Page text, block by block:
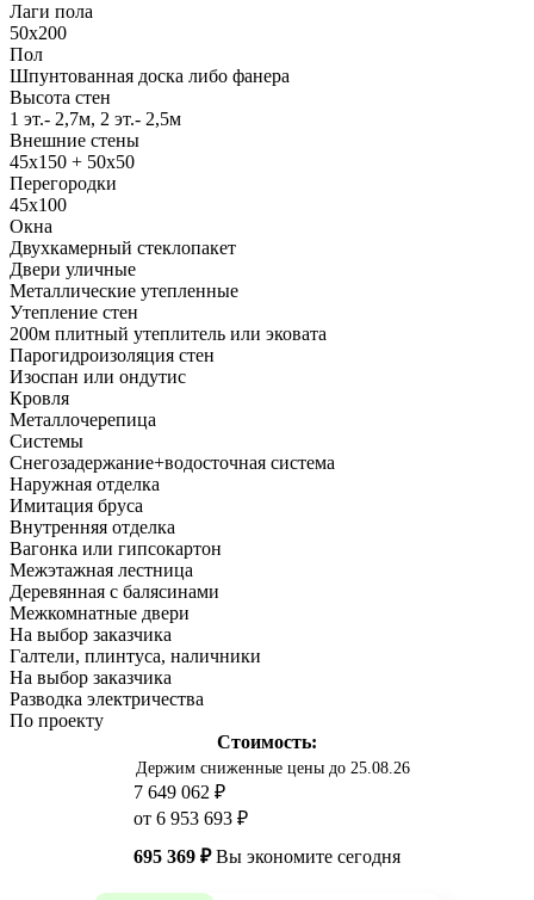
Лаги пола
50x200
Пол
Шпунтованная доска либо фанера
Высота стен
1 эт.- 2,7м, 2 эт.- 2,5м
Внешние стены
45х150 + 50х50
Перегородки
45х100
Окна
Двухкамерный стеклопакет
Двери уличные
Металлические утепленные
Утепление стен
200м плитный утеплитель или эковата
Парогидроизоляция стен
Изоспан или ондутис
Кровля
Металлочерепица
Системы
Снегозадержание+водосточная система
Наружная отделка
Имитация бруса
Внутренняя отделка
Вагонка или гипсокартон
Межэтажная лестница
Деревянная с балясинами
Межкомнатные двери
На выбор заказчика
Галтели, плинтуса, наличники
На выбор заказчика
Разводка электричества
По проекту
Стоимость:
Держим сниженные цены до 25.08.26
7 649 062 ₽
от 6 953 693 ₽
695 369 ₽Вы экономите сегодня